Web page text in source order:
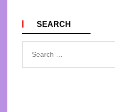
SEARCH
for: